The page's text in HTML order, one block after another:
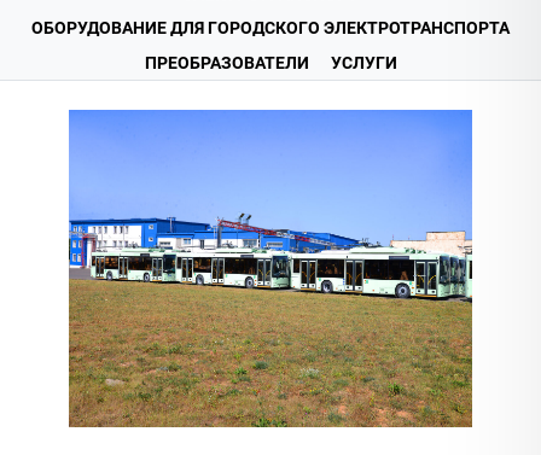
ОБОРУДОВАНИЕ ДЛЯ ГОРОДСКОГО ЭЛЕКТРОТРАНСПОРТА
ПРЕОБРАЗОВАТЕЛИ
УСЛУГИ